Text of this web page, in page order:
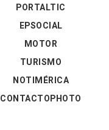
PORTALTIC
EPSOCIAL
MOTOR
TURISMO
NOTIMÉRICA
CONTACTOPHOTO